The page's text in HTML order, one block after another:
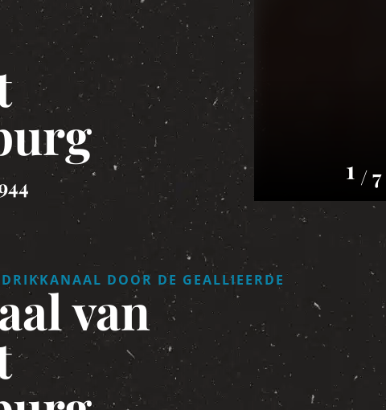
1 / 7
DOOR DE GEALLIEERDE
van